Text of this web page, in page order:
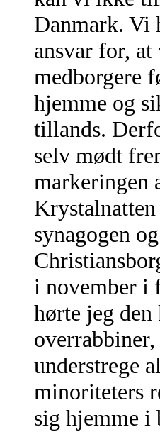
Danmark. Vi
ansvar for,
medborgere
hjemme og
tillands.
selv mødt
markeringen
synagogen
i november i
hørte jeg den
understrege
minoriteters
sig hjemme i